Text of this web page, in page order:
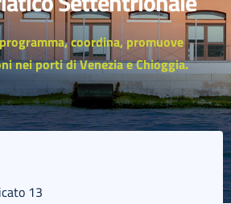
coordina, promuove
nei porti di Venezia e Chioggia.
13